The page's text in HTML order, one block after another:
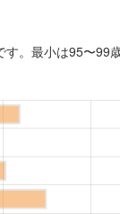
。最小は95〜99